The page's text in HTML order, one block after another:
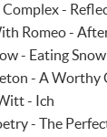
-
Romeo -
- Eating Snow
- A Worthy
- Ich
- The